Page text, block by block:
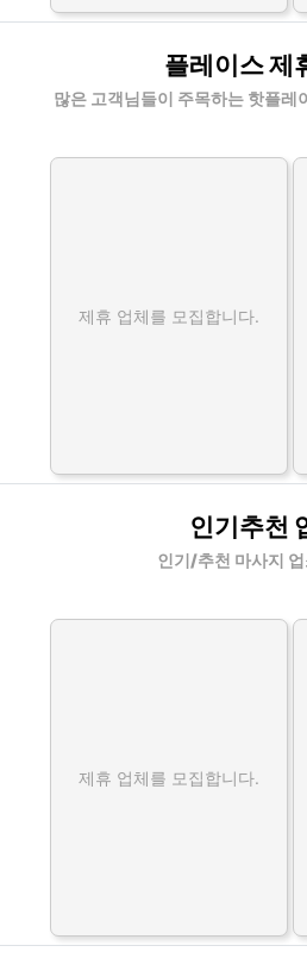
플레이스 제
많은 고객님들이 주목하는 핫플레
제휴 업체를 모집합니다.
인기추천
인기/추천 마사지
제휴 업체를 모집합니다.